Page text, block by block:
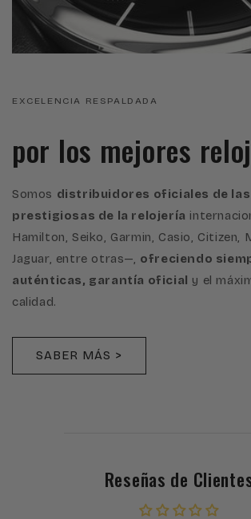
EXCELENCIA RESPALDADA
por los mejores
Somos distribuidores oficiales de
prestigiosas de la relojería
Hamilton, Seiko, Garmin, Casio, Citizen,
Jaguar, entre otras—, ofreciendo
auténticas, garantía oficial y el
calidad.
SABER MÁS >
Reseñas de